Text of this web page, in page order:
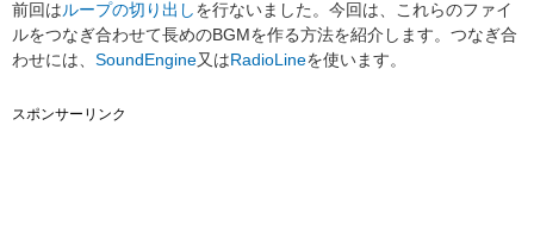
前回はループの切り出しを行ないました。今回は、これらのファイ
ルをつなぎ合わせて長めのBGMを作る方法を紹介します。つなぎ合
わせには、 SoundEngine又はRadioLineを使います。
スポンサーリンク